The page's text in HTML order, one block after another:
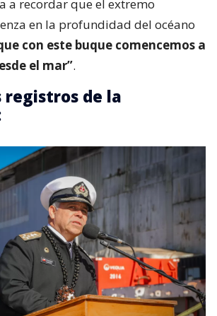
a recordar que el extremo
en la profundidad del océano
con este buque comencemos a
el mar”.
registros de la